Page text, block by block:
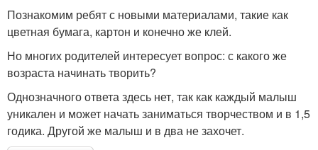
Познакомим ребят с новыми материалами, такие как
цветная бумага, картон и конечно же клей.
Но многих родителей интересует вопрос: с какого же
возраста начинать творить?
Однозначного ответа здесь нет, так как каждый малыш
уникален и может начать заниматься творчеством и в 1,5
годика. Другой же малыш и в два не захочет.